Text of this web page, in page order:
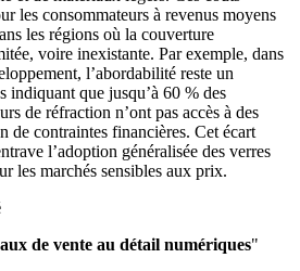
les consommateurs à revenus moyens
les régions où la couverture
voire inexistante. Par exemple, dans
l’abordabilité reste un
indiquant que jusqu’à 60 % des
de réfraction n’ont pas accès à des
de contraintes financières. Cet écart
l’adoption généralisée des verres
les marchés sensibles aux prix.
de vente au détail numériques"